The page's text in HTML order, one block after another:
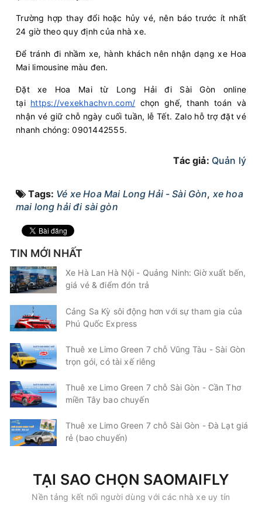
Văn phòng Hoa Mai
Vũng Tàu
Tây
07:0010/08/2026 10/0809:30 (2 giờ 30 phút)
Văn phòng Hoa Mai
Limousine 9 chỗ
Giá vé: 230.000 Còn trống:8 Chọn mua
07:0010/08/2026
Văn phòng Hoa Mai
Vũng Tàu
Đông
Hoa Mai
Giá vé: 180.000 Còn trống: Chọn mua
07:0010/08/2026 10/0809:35
Vũng Tàu
Tây
Giá vé:230.000 Còn trống:
07:0010/08/2026 10/0809:50(2 giờ 50 phút)
Văn phòng Hoa Mai
Bến xe Miền
Trường hợp thay đổi hoặc hủy vé, nên báo trước ít nhất
24 giờ theo quy định của nhà xe.
Để tránh đi nhầm xe, hành khách nên nhận dạng xe Hoa
Mai limousine màu đen.
Đặt xe Hoa Mai từ Long Hải đi Sài Gòn online
tại https://vexekhachvn.com/ chọn ghế, thanh toán và
nhận vé giữ chỗ ngày cuối tuần, lễ Tết. Zalo hỗ trợ đặt vé
nhanh chóng: 0901442555.
Tác giả: Quản lý
Tags: Vé xe Hoa Mai Long Hải - Sài Gòn, xe hoa
mai long hải đi sài gòn
TIN MỚI NHẤT
Xe Hà Lan Hà Nội - Quảng Ninh: Giờ xuất bến,
giá vé & điểm đón trả
Cảng Sa Kỳ sôi động hơn với sự tham gia của
Phú Quốc Express
Thuê xe Limo Green 7 chỗ Vũng Tàu - Sài Gòn
trọn gói, có tài xế riêng
Thuê xe Limo Green 7 chỗ Sài Gòn - Cần Thơ
miền Tây bao chuyến
Thuê xe Limo Green 7 chỗ Sài Gòn - Đà Lạt giá
rẻ (bao chuyến)
TẠI SAO CHỌN SAOMAIFLY
Nền tảng kết nối người dùng với các nhà xe uy tín